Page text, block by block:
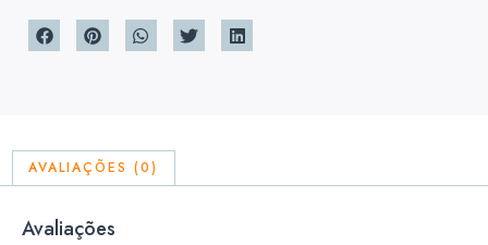
AVALIAÇÕES (0)
Avaliações